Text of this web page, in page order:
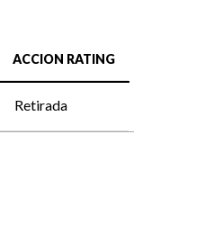
ACCION RATING
Retirada